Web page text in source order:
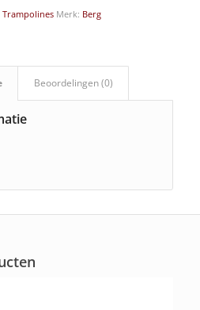
Trampolines Merk: Berg
Beoordelingen (0)